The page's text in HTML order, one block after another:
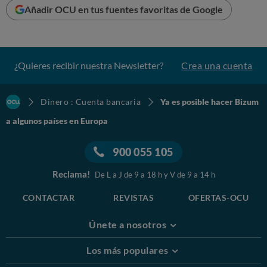
Añadir OCU en tus fuentes favoritas de Google
¿Quieres recibir nuestra Newsletter? Crea una cuenta
Dinero : Cuenta bancaria
Ya es posible hacer Bizum
a algunos países en Europa
900 055 105
Reclama! De L a J de 9 a 18 h y V de 9 a 14 h
CONTACTAR REVISTAS OFERTAS-OCU
Únete a nosotros
Los más populares